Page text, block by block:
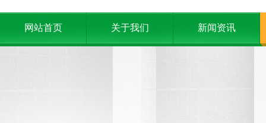
网站首页 关于我们 新闻资讯